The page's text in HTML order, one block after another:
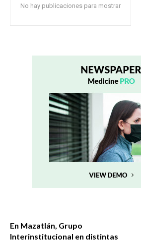
No hay publicaciones para mostrar
En Mazatlán, Grupo
Interinstitucional en distintas